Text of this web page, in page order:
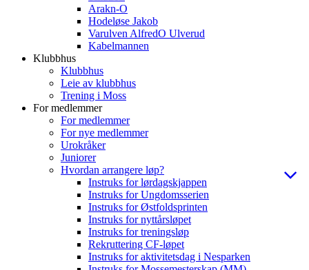
Arakn-O
Hodeløse Jakob
Varulven AlfredO Ulverud
Kabelmannen
Klubbhus
Klubbhus
Leie av klubbhus
Trening i Moss
For medlemmer
For medlemmer
For nye medlemmer
Urokråker
Juniorer
Hvordan arrangere løp?
Instruks for lørdagskjappen
Instruks for Ungdomsserien
Instruks for Østfoldsprinten
Instruks for nyttårsløpet
Instruks for treningsløp
Rekruttering CF-løpet
Instruks for aktivitetsdag i Nesparken